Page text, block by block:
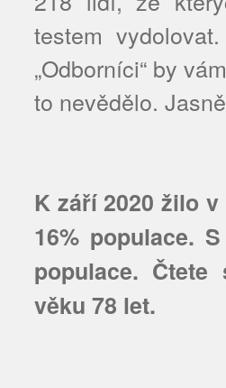
testem
„Odborníci“ by
to nevědělo.
K září 2020 žilo
16% populace.
populace.
věku 78 let.